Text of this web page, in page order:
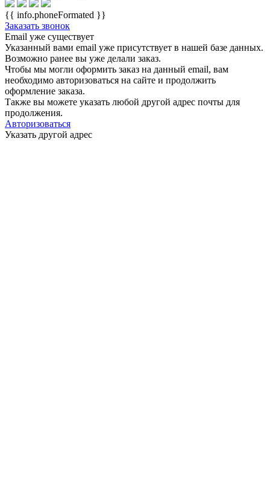
{{ info.phoneFormated }}
Заказать звонок
Email уже существует
Указанный вами email уже присутствует в нашей базе данных.
Возможно ранее вы уже делали заказ.
Чтобы мы могли оформить заказ на данный email, вам
необходимо авторизоваться на сайте и продолжить
оформление заказа.
Также вы можете указать любой другой адрес почты для
продолжения.
Авторизоваться
Указать другой адрес